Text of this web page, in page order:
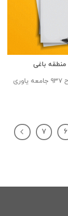
انعقاد تفاهم نامه جهت تكميل مدرسه ٢ كلاسه طرح ۹۳۷ جامعه ياوری
۶ ۷